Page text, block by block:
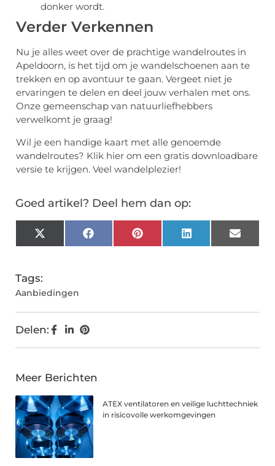
donker wordt.
Verder Verkennen
Nu je alles weet over de prachtige wandelroutes in
Apeldoorn, is het tijd om je wandelschoenen aan te
trekken en op avontuur te gaan. Vergeet niet je
ervaringen te delen en deel jouw verhalen met ons.
Onze gemeenschap van natuurliefhebbers
verwelkomt je graag!
Wil je een handige kaart met alle genoemde
wandelroutes? Klik hier om een gratis downloadbare
versie te krijgen. Veel wandelplezier!
Goed artikel? Deel hem dan op:
X
(Twitter)
FacebookPinterestLinkedInEmail
Tags:
Aanbiedingen
Delen:
Meer Berichten
ATEX ventilatoren en veilige luchttechniek
in risicovolle werkomgevingen